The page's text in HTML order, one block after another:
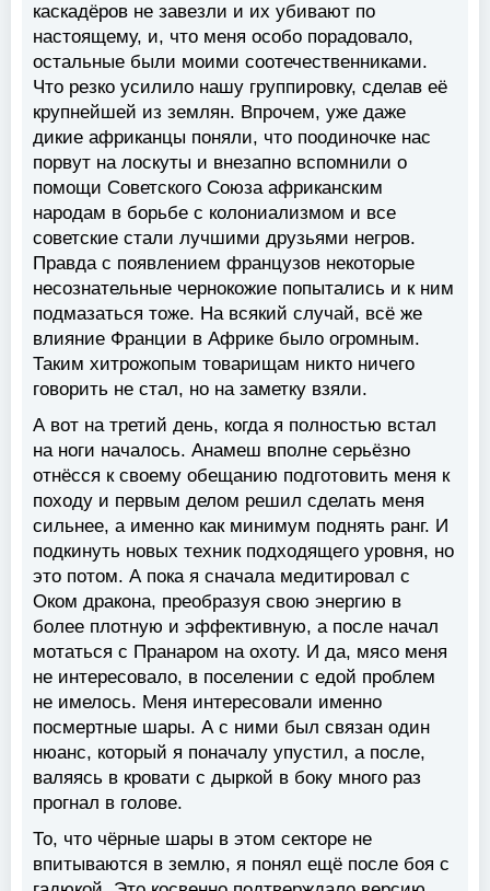
каскадёров не завезли и их убивают по
настоящему, и, что меня особо порадовало,
остальные были моими соотечественниками.
Что резко усилило нашу группировку, сделав её
крупнейшей из землян. Впрочем, уже даже
дикие африканцы поняли, что поодиночке нас
порвут на лоскуты и внезапно вспомнили о
помощи Советского Союза африканским
народам в борьбе с колониализмом и все
советские стали лучшими друзьями негров.
Правда с появлением французов некоторые
несознательные чернокожие попытались и к ним
подмазаться тоже. На всякий случай, всё же
влияние Франции в Африке было огромным.
Таким хитрожопым товарищам никто ничего
говорить не стал, но на заметку взяли.
А вот на третий день, когда я полностью встал
на ноги началось. Анамеш вполне серьёзно
отнёсся к своему обещанию подготовить меня к
походу и первым делом решил сделать меня
сильнее, а именно как минимум поднять ранг. И
подкинуть новых техник подходящего уровня, но
это потом. А пока я сначала медитировал с
Оком дракона, преобразуя свою энергию в
более плотную и эффективную, а после начал
мотаться с Пранаром на охоту. И да, мясо меня
не интересовало, в поселении с едой проблем
не имелось. Меня интересовали именно
посмертные шары. А с ними был связан один
нюанс, который я поначалу упустил, а после,
валяясь в кровати с дыркой в боку много раз
прогнал в голове.
То, что чёрные шары в этом секторе не
впитываются в землю, я понял ещё после боя с